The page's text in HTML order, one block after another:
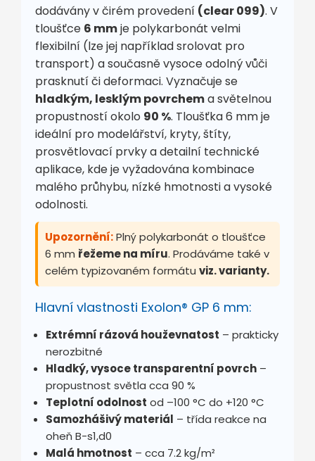
dodávány v čirém provedení (clear 099). V
tloušťce 6 mmje polykarbonát velmi
flexibilní (lze jej například srolovat pro
transport) a současně vysoce odolný vůči
prasknutí či deformaci. Vyznačuje se
hladkým, lesklým povrchema světelnou
propustností okolo 90 %. Tloušťka 6 mm je
ideální pro modelářství, kryty, štíty,
prosvětlovací prvky a detailní technické
aplikace, kde je vyžadována kombinace
malého průhybu, nízké hmotnosti a vysoké
odolnosti.
Upozornění:Plný polykarbonát o tloušťce
6 mm řežeme na míru. Prodáváme také v
celém typizovaném formátu viz. varianty.
Hlavní vlastnosti Exolon® GP 6 mm:
Extrémní rázová houževnatost – prakticky
nerozbitné
Hladký, vysoce transparentní povrch –
propustnost světla cca 90 %
Teplotní odolnost od –100 °C do +120 °C
Samozhášivý materiál – třída reakce na
oheň B-s1,d0
Malá hmotnost – cca 7.2kg/m²